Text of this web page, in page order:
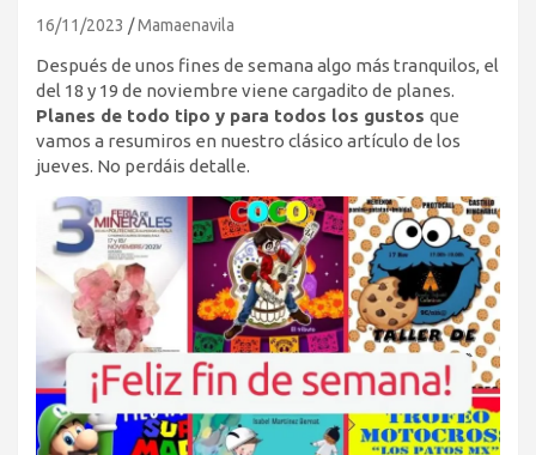
16/11/2023 Mamaenavila
Después de unos fines de semana algo más tranquilos, el
del 18 y 19 de noviembre viene cargadito de planes.
Planes de todo tipo y para todos los gustos que
vamos a resumiros en nuestro clásico artículo de los
jueves. No perdáis detalle.